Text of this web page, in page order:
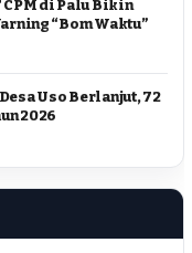
CPM di Palu Bikin
“Bom Waktu”
Uso Berlanjut, 72
2026